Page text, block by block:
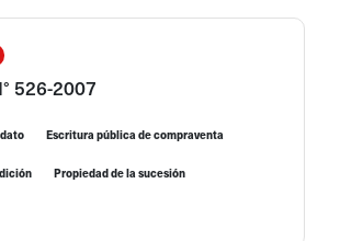
526-2007
Escritura pública de compraventa
Propiedad de la sucesión